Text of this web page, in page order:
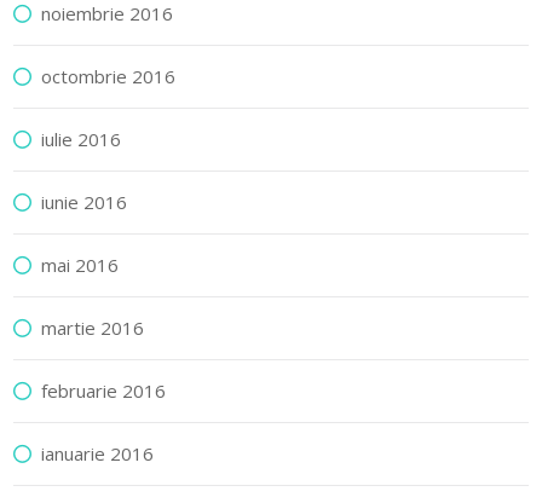
noiembrie 2016
octombrie 2016
iulie 2016
iunie 2016
mai 2016
martie 2016
februarie 2016
ianuarie 2016